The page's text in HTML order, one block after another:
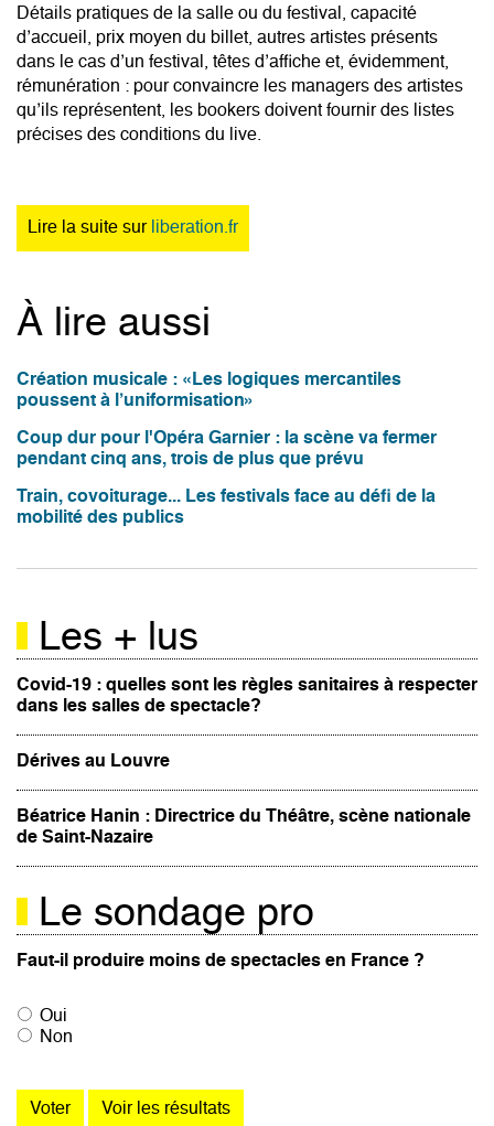
Détails pratiques de la salle ou du festival, capacité
d’accueil, prix moyen du billet, autres artistes présents
dans le cas d’un festival, têtes d’affiche et, évidemment,
rémunération : pour convaincre les managers des artistes
qu’ils représentent, les bookers doivent fournir des listes
précises des conditions du live.
Lire la suite sur liberation.fr
À lire aussi
Création musicale : «Les logiques mercantiles
poussent à l’uniformisation»
Coup dur pour l'Opéra Garnier : la scène va fermer
pendant cinq ans, trois de plus que prévu
Train, covoiturage... Les festivals face au défi de la
mobilité des publics
Les + lus
Covid-19 : quelles sont les règles sanitaires à respecter
dans les salles de spectacle?
Dérives au Louvre
Béatrice Hanin : Directrice du Théâtre, scène nationale
de Saint-Nazaire
Le sondage pro
Faut-il produire moins de spectacles en France ?
Oui
Non